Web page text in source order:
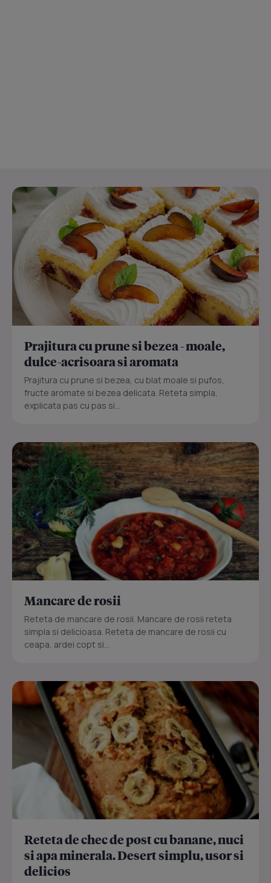
Prajitura cu prune si bezea - moale,
dulce-acrisoara si aromata
Prajitura cu prune si bezea, cu blat moale si pufos,
fructe aromate si bezea delicata. Reteta simpla,
explicata pas cu pas si...
Mancare de rosii
Reteta de mancare de rosii. Mancare de rosii reteta
simpla si delicioasa. Reteta de mancare de rosii cu
ceapa, ardei copt si...
Reteta de chec de post cu banane, nuci
si apa minerala. Desert simplu, usor si
delicios